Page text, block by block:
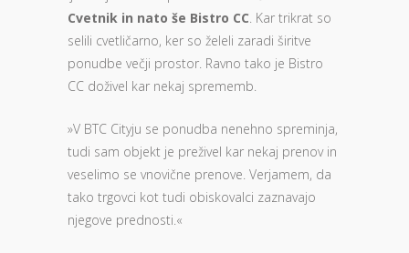
Cvetnik in nato še Bistro CC. Kar trikrat so
selili cvetličarno, ker so želeli zaradi širitve
ponudbe večji prostor. Ravno tako je Bistro
CC doživel kar nekaj sprememb.
»V BTC Cityju se ponudba nenehno spreminja,
tudi sam objekt je preživel kar nekaj prenov in
veselimo se vnovične prenove. Verjamem, da
tako trgovci kot tudi obiskovalci zaznavajo
njegove prednosti.«